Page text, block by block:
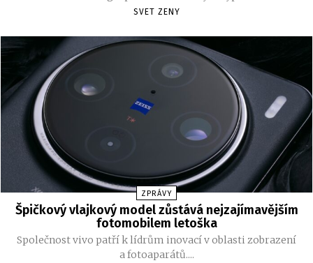
SVET ZENY
ZPRÁVY
Špičkový vlajkový model zůstává nejzajímavějším
fotomobilem letoška
Společnost vivo patří k lídrům inovací v oblasti zobrazení
a fotoaparátů....